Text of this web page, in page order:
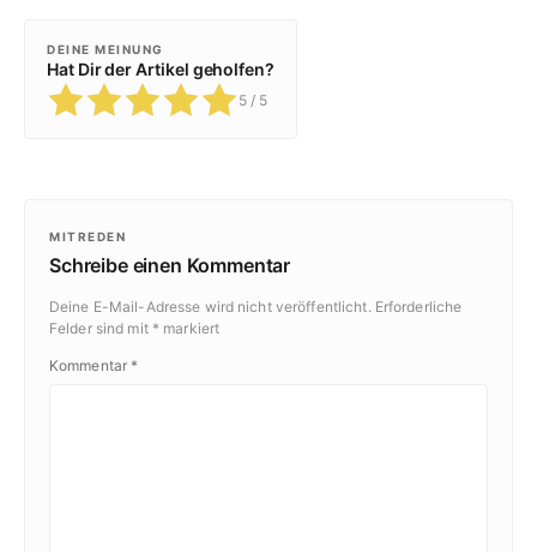
DEINE MEINUNG
Hat Dir der Artikel geholfen?
5 / 5
MITREDEN
Schreibe einen Kommentar
Deine E-Mail-Adresse wird nicht veröffentlicht. Erforderliche
Felder sind mit * markiert
Kommentar *